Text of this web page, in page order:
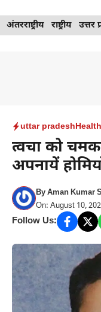
Skip
to
अंतरराष्ट्रीय राष्ट्रीय उत्तर
uttar pradesh
त्वचा को
अपनायें
ByAman Kumar
On: August 10,
Follow Us: